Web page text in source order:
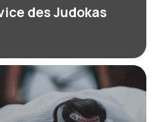
des Judokas